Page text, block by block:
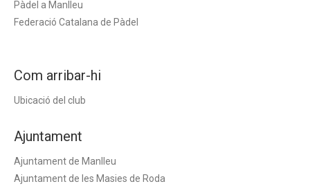
Pàdel a Manlleu
Federació Catalana de Pàdel
Com arribar-hi
Ubicació del club
Ajuntament
Ajuntament de Manlleu
Ajuntament de les Masies de Roda